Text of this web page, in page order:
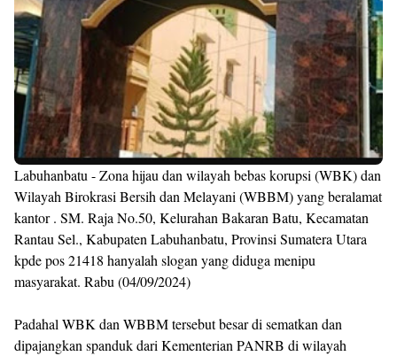
Labuhanbatu - Zona hijau dan wilayah bebas korupsi (WBK) dan
Wilayah Birokrasi Bersih dan Melayani (WBBM) yang beralamat
kantor . SM. Raja No.50, Kelurahan Bakaran Batu, Kecamatan
Rantau Sel., Kabupaten Labuhanbatu, Provinsi Sumatera Utara
kpde pos 21418 hanyalah slogan yang diduga menipu
masyarakat. Rabu (04/09/2024)
Padahal WBK dan WBBM tersebut besar di sematkan dan
dipajangkan spanduk dari Kementerian PANRB di wilayah